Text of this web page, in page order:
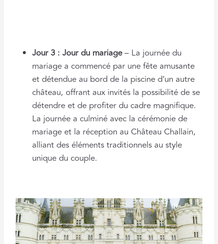
Jour 3 : Jour du mariage– La journée du
mariage a commencé par une fête amusante
et détendue au bord de la piscine d’un autre
château, offrant aux invités la possibilité de se
détendre et de profiter du cadre magnifique.
La journée a culminé avec la cérémonie de
mariage et la réception au Château Challain,
alliant des éléments traditionnels au style
unique du couple.